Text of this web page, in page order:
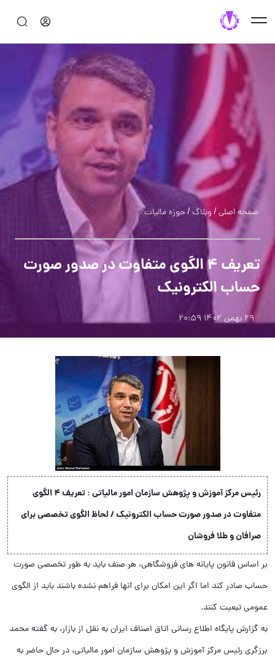
صفحه اصلی/وبلاگ/حوزه مالیات
تعریف 4 الگوی متفاوت در صدور صورت
حساب الکترونیک
29 بهمن 1402 20:59
رئیس مرکز آموزش و پژوهش سازمان امور مالیاتی : تعریف 4 الگوی
متفاوت در صدور صورت حساب الکترونیک / لحاظ الگوی تخصصی برای
صرافان و طلا فروشان
بر اساس قانون پایانه های فروشگاهی، هر صنف باید به طور تخصصی صورت
حساب صادر کند اما اگر این امکان برای آنها فراهم نشده باشند باید از الگوی
عمومی تبعیت کنند.
به گزارش پایگاه اطلاع رسانی اتاق اصناف ایران به نقل از بازار، به گفته محمد
برزگری رئیس مرکز آموزش و پژوهش سازمان امور مالیاتی، در حال حاضر به